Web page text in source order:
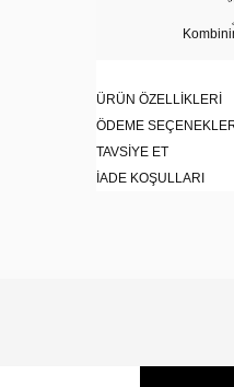
ÜRÜN ÖZELLIKLERI
ÖDEME
TAVSIYE ET
İADE KOŞULLARI